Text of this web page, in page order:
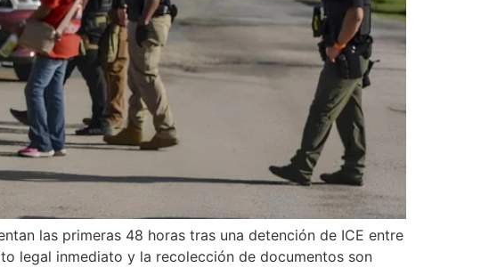
las primeras 48 horas tras una detención de ICE entre
legal inmediato y la recolección de documentos son